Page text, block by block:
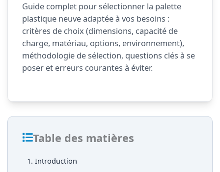
Guide complet pour sélectionner la palette
plastique neuve adaptée à vos besoins :
critères de choix (dimensions, capacité de
charge, matériau, options, environnement),
méthodologie de sélection, questions clés à se
poser et erreurs courantes à éviter.
Table des matières
1. Introduction